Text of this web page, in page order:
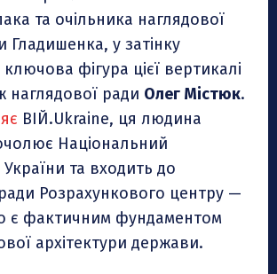
та очільника наглядової
Гладишенка, у затінку
фігура цієї вертикалі
наглядової ради Олег Містюк.
ВІЙ.Ukraine, ця людина
Національний
України та входить до
Розрахункового центру —
є фактичним фундаментом
архітектури держави.